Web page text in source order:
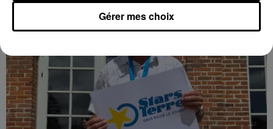
Gérer mes choix